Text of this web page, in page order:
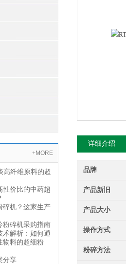
+MORE
高纤维原料的超
性价比的中药超
碎机？这家生产
粉碎机采购指南
术解析：如何通
物料的超细粉
分享
详细介绍
品牌
产品新旧
产品大小
操作方式
粉碎方法